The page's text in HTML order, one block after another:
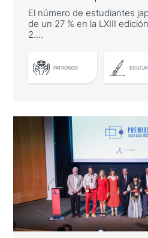
El número de estudiantes
de un 27 % en la LXIII
2....
PATRONOS
Japón refuerza su
Cursos
de la Universidad
El número de
cerca de un 27 % en la
reúne a más de 2.700